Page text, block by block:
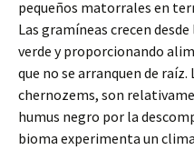
pequeños matorrales en
Las gramíneas crecen
verde y proporcionando
que no se arranquen de
chernozems, son
humus negro por la
bioma experimenta un